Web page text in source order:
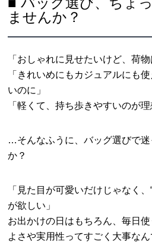
ませんか？
「おしゃれに見せたいけど、荷
「きれいめにもカジュアルにも
いのに」
「軽くて、持ち歩きやすいのが理
…そんなふうに、バッグ選びで
か？
「見た目が可愛いだけじゃなく
が欲しい」
お出かけの日はもちろん、毎日
よさや実用性ってすごく大事なん